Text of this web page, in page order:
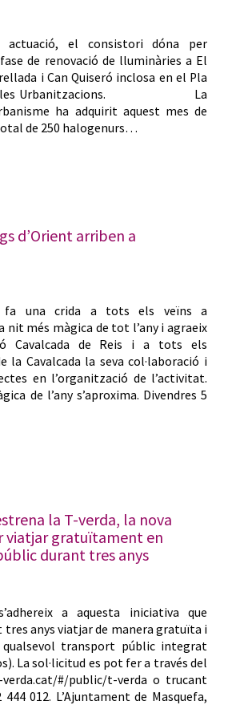
actuació, el consistori dóna per
de renovació de lluminàries a El
i Can Quiseró inclosa en el Pla
de les Urbanitzacions. La
ha adquirit aquest mes de
de 250 halogenurs…
d’Orient arriben a
fa una crida a tots els veïns a
nit més màgica de tot l’any i agraeix
Cavalcada de Reis i a tots els
la Cavalcada la seva col·laboració i
en l’organització de l’activitat.
de l’any s’aproxima. Divendres 5
la T-verda, la nova
viatjar gratuïtament en
durant tres anys
a aquesta iniciativa que
anys viatjar de manera gratuïta i
qualsevol transport públic integrat
La sol·licitud es pot fer a través del
#/public/t-verda o trucant
012. L’Ajuntament de Masquefa,